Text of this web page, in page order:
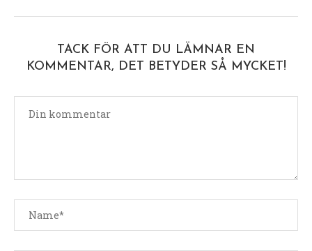
TACK FÖR ATT DU LÄMNAR EN
KOMMENTAR, DET BETYDER SÅ MYCKET!